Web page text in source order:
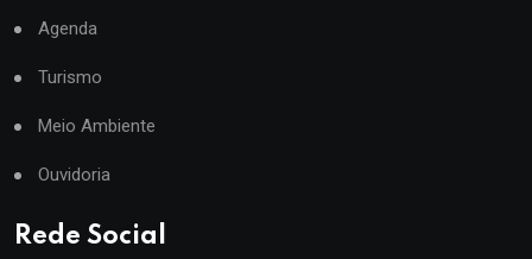
Agenda
Turismo
Meio Ambiente
Ouvidoria
Rede Social